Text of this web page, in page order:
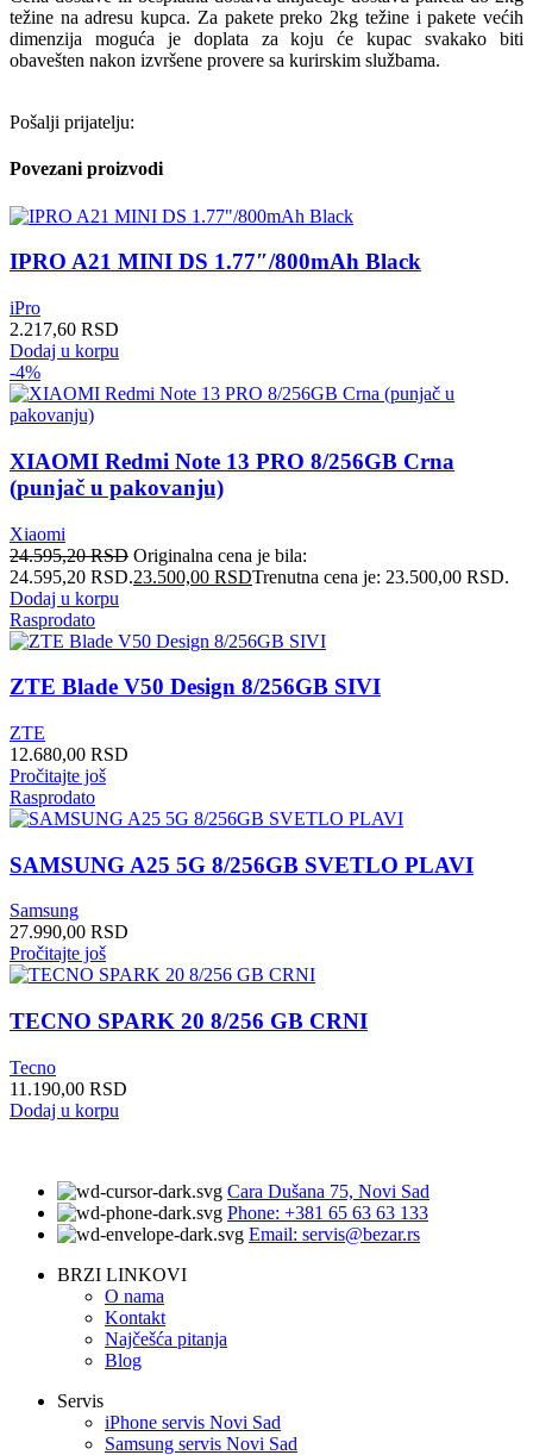
težine na adresu kupca. Za pakete preko 2kg težine i pakete većih
dimenzija moguća je doplata za koju će kupac svakako biti
obavešten nakon izvršene provere sa kurirskim službama.
Pošalji prijatelju:
Povezani proizvodi
IPRO A21 MINI DS 1.77″/800mAh Black
iPro
2.217,60 RSD
Dodaj u korpu
-4%
XIAOMI Redmi Note 13 PRO 8/256GB Crna
(punjač u pakovanju)
Xiaomi
24.595,20RSD Originalna cena je bila:
24.595,20 RSD.23.500,00 RSDTrenutna cena je: 23.500,00 RSD.
Dodaj u korpu
Rasprodato
ZTE Blade V50 Design 8/256GB SIVI
ZTE
12.680,00 RSD
Pročitajte još
Rasprodato
SAMSUNG A25 5G 8/256GB SVETLO PLAVI
Samsung
27.990,00 RSD
Pročitajte još
TECNO SPARK 20 8/256 GB CRNI
Tecno
11.190,00 RSD
Dodaj u korpu
Cara Dušana 75, Novi Sad
Phone: +381 65 63 63 133
Email: servis@bezar.rs
BRZI LINKOVI
O nama
Kontakt
Najčešća pitanja
Blog
Servis
iPhone servis Novi Sad
Samsung servis Novi Sad